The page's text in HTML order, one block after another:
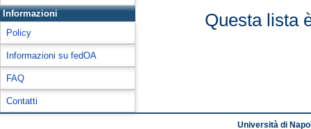
Informazioni
Policy
Informazioni su fedOA
FAQ
Contatti
Questa lista
Università di